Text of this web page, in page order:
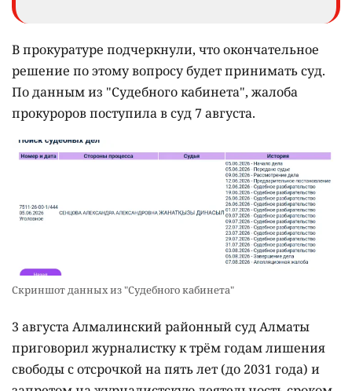
В прокуратуре подчеркнули, что окончательное
решение по этому вопросу будет принимать суд.
По данным из "Судебного кабинета", жалоба
прокуроров поступила в суд 7 августа.
Скриншот данных из "Судебного кабинета"
3 августа Алмалинский районный суд Алматы
приговорил журналистку к трём годам лишения
свободы с отсрочкой на пять лет (до 2031 года) и